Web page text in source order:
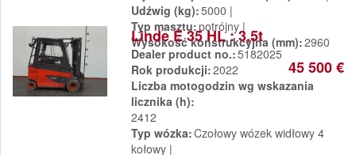
Udźwig (kg) 5000
Typ masztu potrójny
Wysokość konstrukcyjna (mm) 2960
45 500 €
Linde E 35 HL : 3,5t
Dealer product no. 5182025
Rok produkcji 2022
Liczba motogodzin wg wskazania
licznika (h)
2412
Typ wózka Czołowy wózek widłowy 4
kołowy